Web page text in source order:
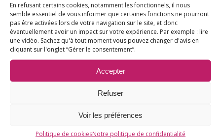
En refusant certains cookies, notamment les fonctionnels, il nous
semble essentiel de vous informer que certaines fonctions ne pourront
pas être activées lors de votre navigation sur le site, et donc
éventuellement avoir un impact sur votre expérience. Par exemple : lire
une vidéo. Sachez qu'à tout moment vous pouvez changer d'avis en
cliquant sur l'onglet “Gérer le consentement”.
Accepter
Refuser
Voir les préférences
Politique de cookiesNotre politique de confidentialité
Toxicité de l’aluminium :
l’actualité scientifique du
semestre
Du côté des scientifiques
Bulletin scientifique de l'association E3M